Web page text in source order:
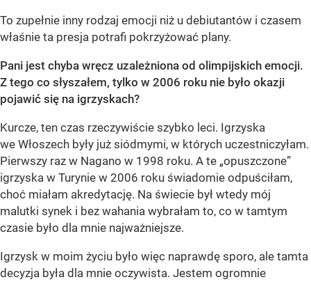
To zupełnie inny rodzaj emocji niż u debiutantów i czasem
właśnie ta presja potrafi pokrzyżować plany.
Pani jest chyba wręcz uzależniona od olimpijskich emocji.
Z tego co słyszałem, tylko w 2006 roku nie było okazji
pojawić się na igrzyskach?
Kurcze, ten czas rzeczywiście szybko leci. Igrzyska
we Włoszech były już siódmymi, w których uczestniczyłam.
Pierwszy raz w Nagano w 1998 roku. A te „opuszczone”
igrzyska w Turynie w 2006 roku świadomie odpuściłam,
choć miałam akredytację. Na świecie był wtedy mój
malutki synek i bez wahania wybrałam to, co w tamtym
czasie było dla mnie najważniejsze.
Igrzysk w moim życiu było więc naprawdę sporo, ale tamta
decyzja była dla mnie oczywista. Jestem ogromnie